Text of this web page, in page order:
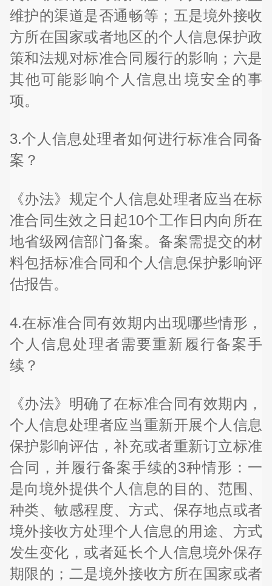
维护的渠道是否通畅等；五是境外接收
方所在国家或者地区的个人信息保护政
策和法规对标准合同履行的影响；六是
其他可能影响个人信息出境安全的事
项。
3.个人信息处理者如何进行标准合同备
案？
《办法》规定个人信息处理者应当在标
准合同生效之日起10个工作日内向所在
地省级网信部门备案。备案需提交的材
料包括标准合同和个人信息保护影响评
估报告。
4.在标准合同有效期内出现哪些情形，
个人信息处理者需要重新履行备案手
续？
《办法》明确了在标准合同有效期内，
个人信息处理者应当重新开展个人信息
保护影响评估，补充或者重新订立标准
合同，并履行备案手续的3种情形：一
是向境外提供个人信息的目的、范围、
种类、敏感程度、方式、保存地点或者
境外接收方处理个人信息的用途、方式
发生变化，或者延长个人信息境外保存
期限的；二是境外接收方所在国家或者